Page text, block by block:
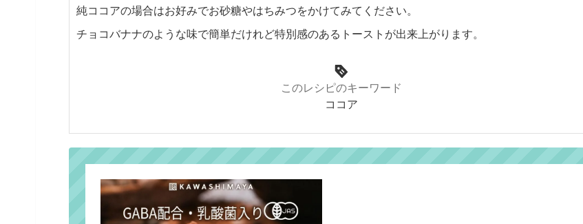
純ココアの場合はお好みでお砂糖やはちみつをかけてみてください。
チョコバナナのような味で簡単だけれど特別感のあるトーストが出来上がります。
このレシピのキーワード
ココア